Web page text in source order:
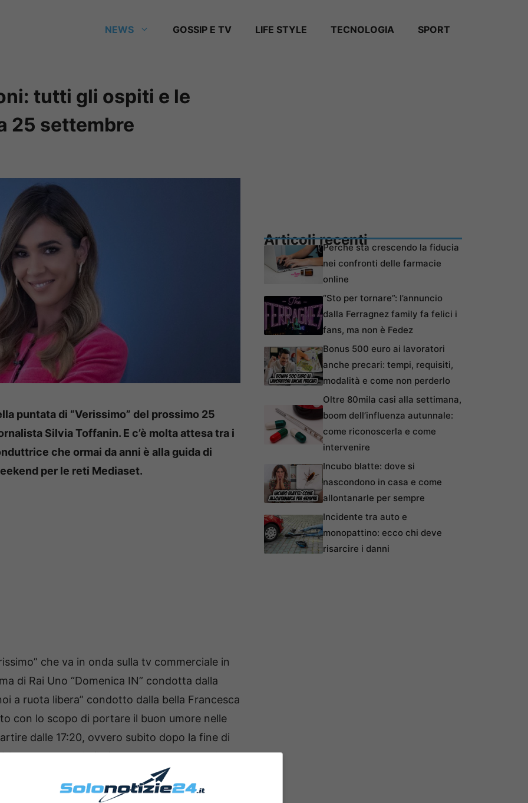
NEWS GOSSIP E TV LIFE STYLE TECNOLOGIA SPORT
tutti gli ospiti e le
25 settembre
puntata di “Verissimo” del prossimo 25
Silvia Toffanin. E c’è molta attesa tra i
che ormai da anni è alla guida di
per le reti Mediaset.
che va in onda sulla tv commerciale in
di Rai Uno “Domenica IN” condotta dalla
a ruota libera” condotto dalla bella Francesca
con lo scopo di portare il buon umore nelle
dalle 17:20, ovvero subito dopo la fine di
Lo sapremo solo il giorno seguente quando
tre programmi ma la sfida si prospetta molto
“Verissimo” avrà ospiti davvero intriganti in
Articoli recentiPerché sta crescendo la fiducia
nei confronti delle farmacie
online
“Sto per tornare”: l’annuncio
dalla Ferragnez family fa felici i
fans, ma non è Fedez
Bonus 500 euro ai lavoratori
anche precari: tempi, requisiti,
modalità e come non perderlo
Oltre 80mila casi alla settimana,
boom dell’influenza autunnale:
come riconoscerla e come
intervenire
Incubo blatte: dove si
nascondono in casa e come
allontanarle per sempre
Incidente tra auto e
monopattino: ecco chi deve
risarcire i danni